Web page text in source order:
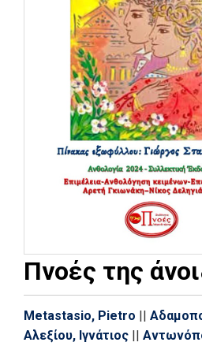
Πνοές της
Metastasio, Pietro ||
Αλεξίου, Ιγνάτιος ||